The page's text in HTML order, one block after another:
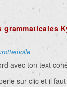
avec ton text
sur clic et il